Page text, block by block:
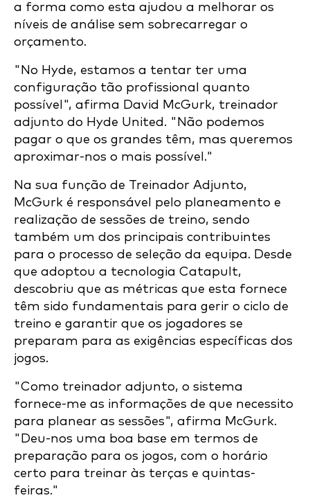
a forma como esta ajudou a melhorar os
níveis de análise sem sobrecarregar o
orçamento.
"No Hyde, estamos a tentar ter uma
configuração tão profissional quanto
possível", afirma David McGurk, treinador
adjunto do Hyde United. "Não podemos
pagar o que os grandes têm, mas queremos
aproximar-nos o mais possível."
Na sua função de Treinador Adjunto,
McGurk é responsável pelo planeamento e
realização de sessões de treino, sendo
também um dos principais contribuintes
para o processo de seleção da equipa. Desde
que adoptou a tecnologia Catapult,
descobriu que as métricas que esta fornece
têm sido fundamentais para gerir o ciclo de
treino e garantir que os jogadores se
preparam para as exigências específicas dos
jogos.
"Como treinador adjunto, o sistema
fornece-me as informações de que necessito
para planear as sessões", afirma McGurk.
"Deu-nos uma boa base em termos de
preparação para os jogos, com o horário
certo para treinar às terças e quintas-
feiras."